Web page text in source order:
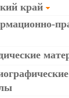
край